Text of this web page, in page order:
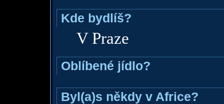
Kde bydlíš?
V Praze
Oblíbené jídlo?
Byl(a)s někdy v Africe?